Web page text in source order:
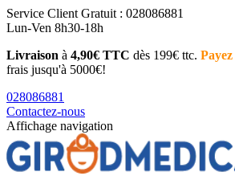
Service Client Gratuit : 028086881
Lun-Ven 8h30-18h
Livraison à 4,90€ TTC dès 199€ ttc.
frais jusqu'à 5000€!
028086881
Contactez-nous
Affichage navigation